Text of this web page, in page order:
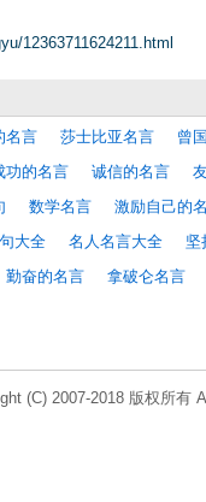
12363711624211.html
名言 莎士比亚名言
曾
功的名言 诚信的名言
数学名言
激励自己的
大全 名人名言大全
坚
勤奋的名言 拿破仑名言
(C) 2007-2018 版权所有